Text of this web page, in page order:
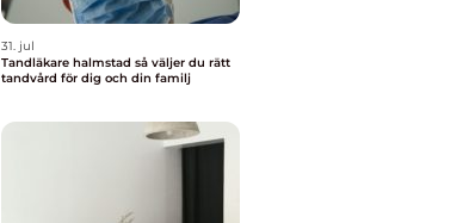
31. jul
Tandläkare halmstad så väljer du rätt
tandvård för dig och din familj